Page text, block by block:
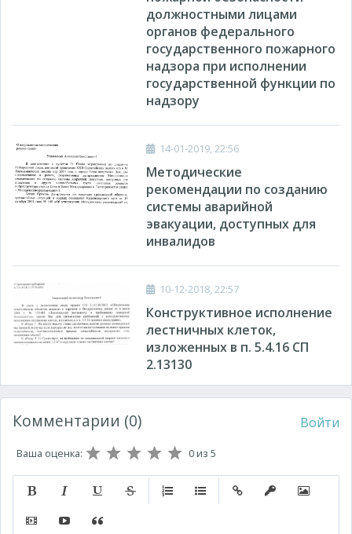
должностными лицами
органов федерального
государственного пожарного
надзора при исполнении
государственной функции по
надзору
14-01-2019, 22:56
Методические
рекомендации по созданию
системы аварийной
эвакуации, доступных для
инвалидов
10-12-2018, 22:57
Конструктивное исполнение
лестничных клеток,
изложенных в п. 5.4.16 СП
2.13130
Комментарии (0) Войти
Ваша оценка: 0из 5